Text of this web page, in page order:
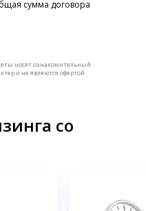
сумма договора
носят ознакомительный
и не являются офертой
со